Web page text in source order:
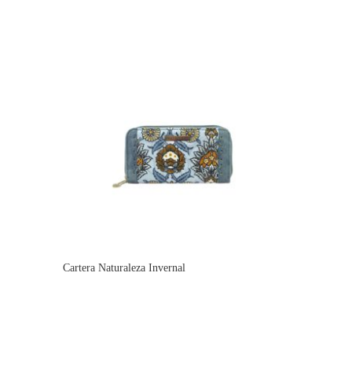
Cartera Naturaleza Invernal